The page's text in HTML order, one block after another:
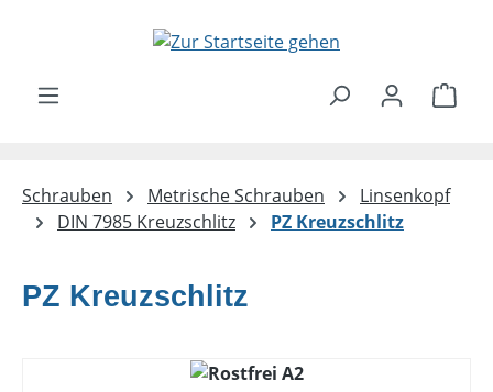
Zum Hauptinhalt springen
Schrauben Metrische Schrauben
Linsenkopf
DIN 7985 Kreuzschlitz
PZ Kreuzschlitz
PZ Kreuzschlitz